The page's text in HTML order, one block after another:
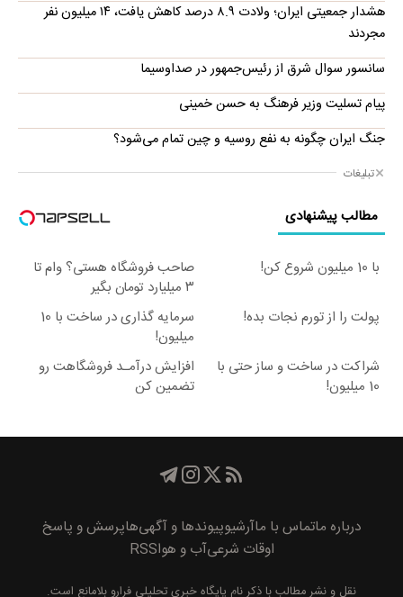
هشدار جمعیتی ایران؛ ولادت ۸.۹ درصد کاهش یافت، ۱۴ میلیون نفر
مجردند
سانسور سوال شرق از رئیس‌جمهور در صداوسیما
پیام تسلیت وزیر فرهنگ به حسن خمینی
جنگ ایران چگونه به نفع روسیه و چین تمام می‌شود؟
تبلیغات
مطالب پیشنهادی
با 10 میلیون شروع کن!
صاحب فروشگاه هستی؟ وام تا
۳ میلیارد تومان بگیر
پولت را از تورم نجات بده!
سرمایه گذاری در ساخت با 10
میلیون!
شراکت در ساخت و ساز حتی با
10 میلیون!
افزایش درآمـد فروشگاهت رو
تضمین کن
درباره ماتماس با ماآرشیوپیوند‌ها و آگهی‌هاپرسش و پاسخ
اوقات شرعیآب و هواRSS
نقل و نشر مطالب با ذکر نام پايگاه خبری تحليلی فرارو بلامانع است.